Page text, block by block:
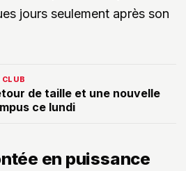
jours seulement après son
CLUB
de taille et une nouvelle
ce lundi
en puissance